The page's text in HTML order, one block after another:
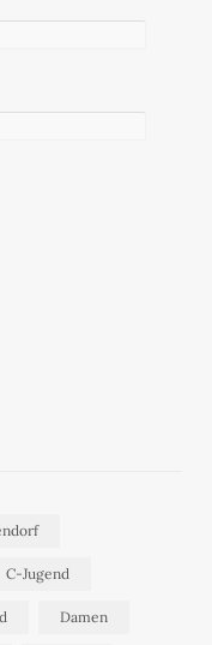
C-Jugend
Damen